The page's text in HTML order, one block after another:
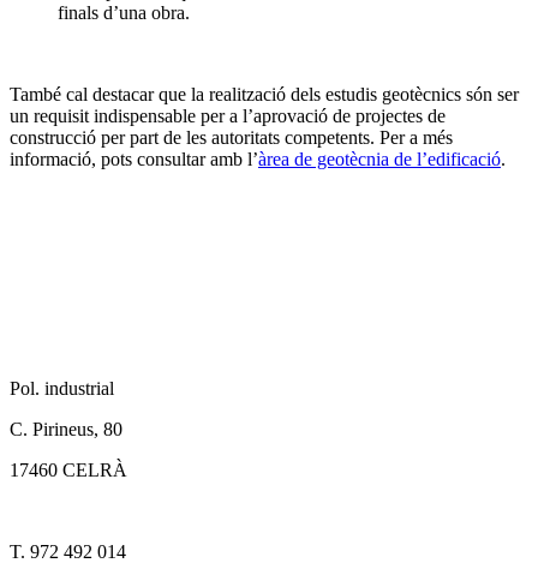
finals d’una obra.
També cal destacar que la realització dels estudis geotècnics són ser
un requisit indispensable per a l’aprovació de projectes de
construcció per part de les autoritats competents. Per a més
informació, pots consultar amb l’àrea de geotècnia de l’edificació.
Pol. industrial
C. Pirineus, 80
17460 CELRÀ
T. 972 492 014